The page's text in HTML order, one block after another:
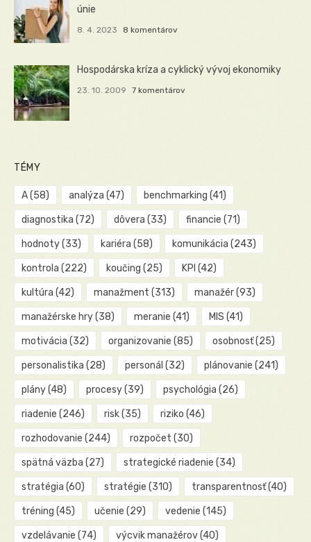
únie
8. 4. 2023 8 komentárov
Hospodárska kríza a cyklický vývoj ekonomiky
23. 10. 2009 7 komentárov
TÉMY
A(58) analýza (47) benchmarking (41)
diagnostika (72) dôvera (33) financie (71)
hodnoty(33) kariéra (58) komunikácia (243)
kontrola (222) koučing (25) KPI (42)
kultúra (42) manažment (313) manažér(93)
manažérske hry(38) meranie (41) MIS (41)
motivácia (32) organizovanie (85) osobnosť(25)
personalistika (28) personál (32) plánovanie (241)
plány(48) procesy(39) psychológia (26)
riadenie (246) risk(35) riziko (46)
rozhodovanie (244) rozpočet (30)
spätná väzba (27) strategické riadenie (34)
stratégia (60) stratégie (310) transparentnosť(40)
tréning (45) učenie (29) vedenie (145)
vzdelávanie (74) výcvik manažérov(40)